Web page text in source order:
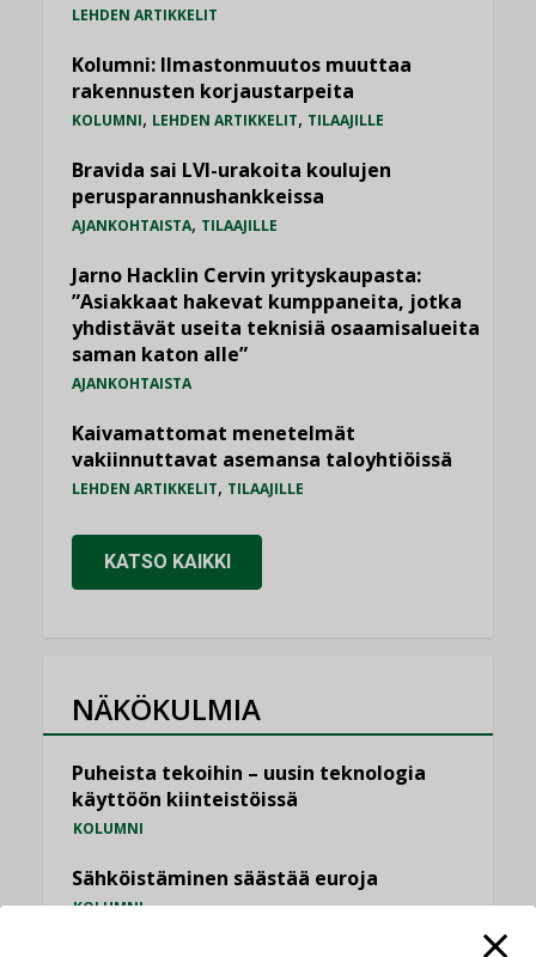
LEHDEN ARTIKKELIT
Kolumni: Ilmastonmuutos muuttaa
rakennusten korjaustarpeita
KOLUMNI, LEHDEN ARTIKKELIT, TILAAJILLE
Bravida sai LVI-urakoita koulujen
perusparannushankkeissa
AJANKOHTAISTA, TILAAJILLE
Jarno Hacklin Cervin yrityskaupasta:
”Asiakkaat hakevat kumppaneita, jotka
yhdistävät useita teknisiä osaamisalueita
saman katon alle”
AJANKOHTAISTA
Kaivamattomat menetelmät
vakiinnuttavat asemansa taloyhtiöissä
LEHDEN ARTIKKELIT, TILAAJILLE
KATSO KAIKKI
NÄKÖKULMIA
Puheista tekoihin – uusin teknologia
käyttöön kiinteistöissä
KOLUMNI
Sähköistäminen säästää euroja
KOLUMNI